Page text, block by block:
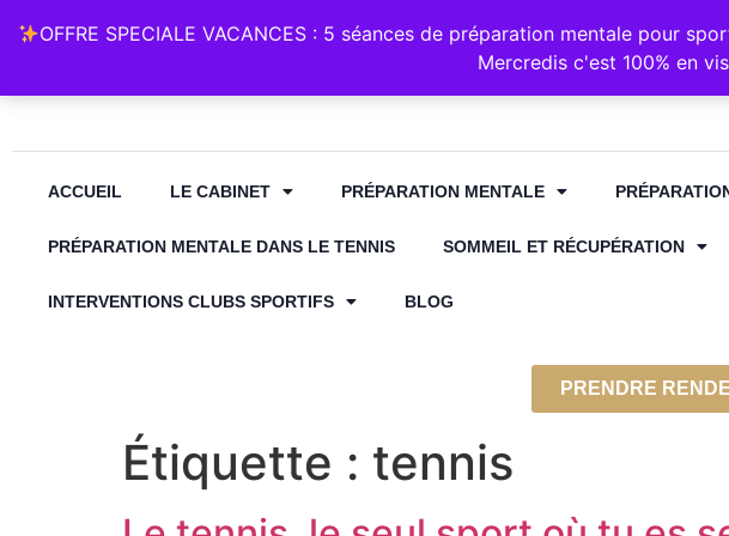
06 15 36 04 05
ACCUEIL LE CABINET PRÉPARATION MENTALE
PRÉPARATION MENTALE DANS LE TENNIS SOMMEIL ET RÉCUPÉRATION
INTERVENTIONS CLUBS SPORTIFS BLOG
PRENDRE
Étiquette : tennis
OFFRE SPECIALE VACANCES : 5 séances de préparation mentale pour
Mercredis c'est 100% en